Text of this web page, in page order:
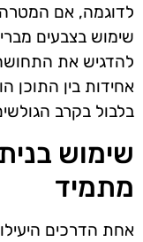
לדוגמה, אם
שימוש בצבעים
להדגיש את
אחידות בין התוכן
בלבול בקרב
שימוש
מתמיד
אחת הדרכים